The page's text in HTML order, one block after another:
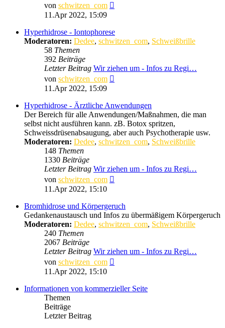
von schwitzen_com
11.Apr 2022, 15:09
Hyperhidrose - Iontophorese
Moderatoren: Dedee, schwitzen_com, Schweißbrille
58 Themen
392 Beiträge
Letzter Beitrag Wir ziehen um - Infos zu Regi…
von schwitzen_com
11.Apr 2022, 15:09
Hyperhidrose - Ärztliche Anwendungen
Der Bereich für alle Anwendungen/Maßnahmen, die man
selbst nicht ausführen kann. zB. Botox spritzen,
Schweissdrüsenabsaugung, aber auch Psychotherapie usw.
Moderatoren: Dedee, schwitzen_com, Schweißbrille
148 Themen
1330 Beiträge
Letzter Beitrag Wir ziehen um - Infos zu Regi…
von schwitzen_com
11.Apr 2022, 15:10
Bromhidrose und Körpergeruch
Gedankenaustausch und Infos zu übermäßigem Körpergeruch
Moderatoren: Dedee, schwitzen_com, Schweißbrille
240 Themen
2067 Beiträge
Letzter Beitrag Wir ziehen um - Infos zu Regi…
von schwitzen_com
11.Apr 2022, 15:10
Informationen von kommerzieller Seite
Themen
Beiträge
Letzter Beitrag